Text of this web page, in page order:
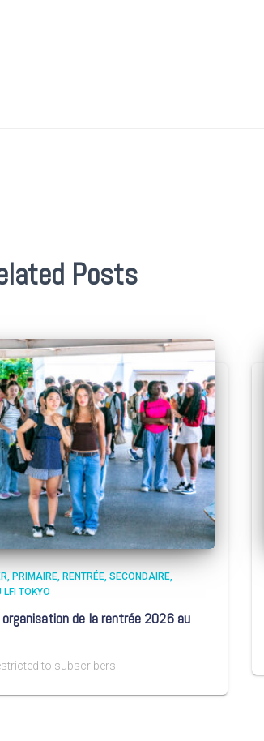
Posts
PRIMAIRE RENTRÉE SECONDAIRE
LFI TOKYO
de la rentrée 2026 au
to subscribers